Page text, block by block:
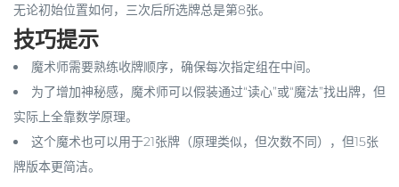
无论初始位置如何，三次后所选牌总是第8张。
技巧提示
魔术师需要熟练收牌顺序，确保每次指定组在中间。
为了增加神秘感，魔术师可以假装通过“读心”或“魔法”找出牌，但
实际上全靠数学原理。
这个魔术也可以用于21张牌（原理类似，但次数不同），但15张
牌版本更简洁。